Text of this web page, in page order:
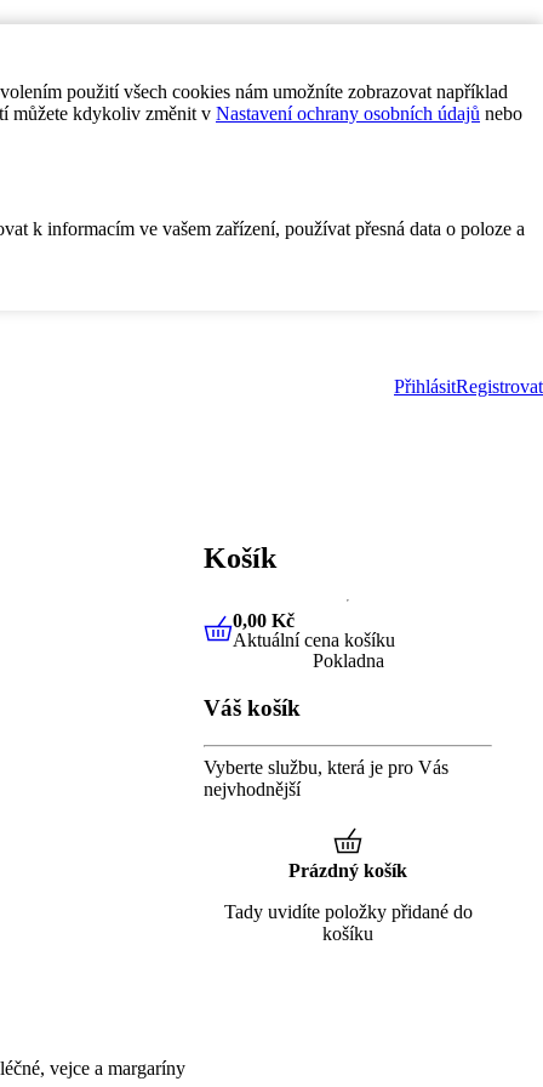
použití všech cookies nám umožníte zobrazovat například
můžete kdykoliv změnit v Nastavení ochrany osobních údajů nebo
k informacím ve vašem zařízení, používat přesná data o poloze a
PřihlásitRegistrovat
vejce a margaríny
Košík
0,00 KčAktuální cena košíku
0,00 Kč
Aktuální cena košíku
Pokladna
Váš košík
Vyberte službu, která je pro Vás
nejvhodnější
Prázdný košík
Tady uvidíte položky přidané do
košíku